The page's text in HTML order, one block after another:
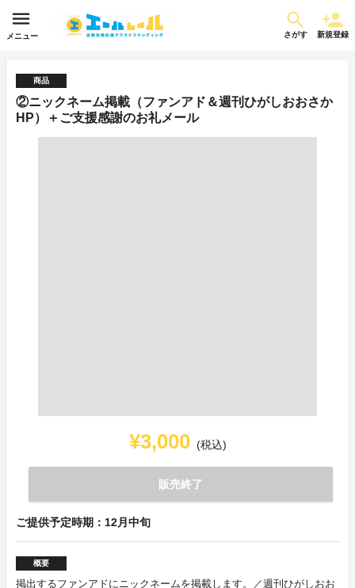
メニュー さがす 新規登録
商品
②ニックネーム掲載（ファンアド＆週刊ひがしおおさか
HP）＋ご支援感謝のお礼メール
¥3,000 (税込)
販売終了
ご提供予定時期：12月中旬
概要
掲出するファンアドにニックネームを掲載します。／週刊ひがしおお